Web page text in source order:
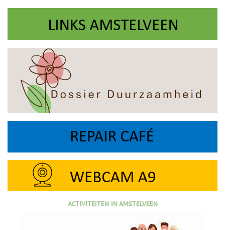
ACTIVITEITEN IN AMSTELVEEN